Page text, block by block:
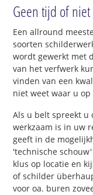
Geen tijd of
Een allround
soorten
wordt gewerkt met
van het verfwerk
vinden van een
niet weet waar u
Als u belt spreekt u
werkzaam is in uw
geeft in de
'technische
klus op locatie en
of schilder
voor oa. buren